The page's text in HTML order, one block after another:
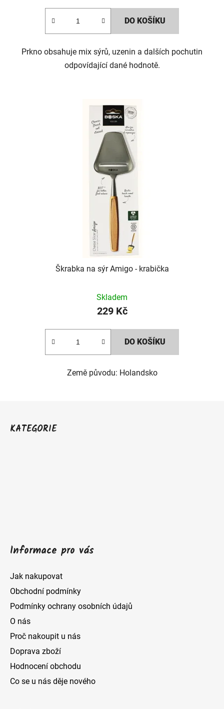
je
z
5
hvězdiček.
DO KOŠÍKU
Prkno obsahuje mix sýrů, uzenin a dalších pochutin
odpovídající dané hodnotě.
Škrabka na sýr Amigo - krabička
Skladem
229 Kč
DO KOŠÍKU
Země původu: Holandsko
KATEGORIE
Informace pro vás
Jak nakupovat
Obchodní podmínky
Podmínky ochrany osobních údajů
O nás
Proč nakoupit u nás
Doprava zboží
Hodnocení obchodu
Co se u nás děje nového